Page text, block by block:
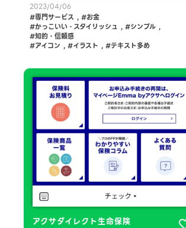
2023/04/06
専門サービス ,
お金
かっこいい・スタイリッシュ , シンプル ,
知的・信頼感
アイコン , イラスト , テキスト多め
アクサダイレクト生命保険